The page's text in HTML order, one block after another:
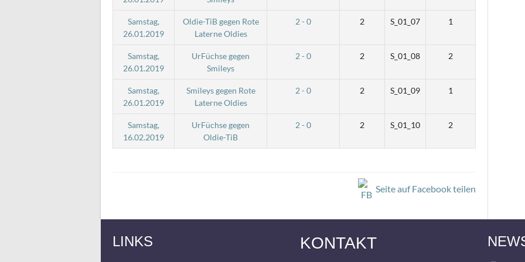
Samstag,
26.01.2019
Oldie-TiB gegen Rote
Laterne Oldies
2 - 0 2 S_01_07 1
Samstag,
26.01.2019
UrFüchse gegen
Smileys
2 - 0 2 S_01_08 2
Samstag,
26.01.2019
Smileys gegen Rote
Laterne Oldies
2 - 0 2 S_01_09 1
Samstag,
16.02.2019
UrFüchse gegen
Oldie-TiB
2 - 0 2 S_01_10 2
Seite auf Facebook teilen
LINKS KONTAKT